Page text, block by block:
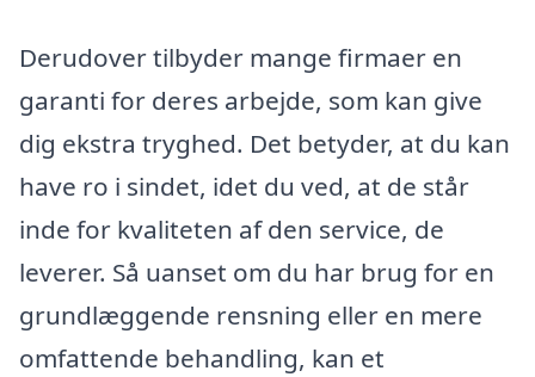
Derudover tilbyder mange firmaer en
garanti for deres arbejde, som kan give
dig ekstra tryghed. Det betyder, at du kan
have ro i sindet, idet du ved, at de står
inde for kvaliteten af den service, de
leverer. Så uanset om du har brug for en
grundlæggende rensning eller en mere
omfattende behandling, kan et